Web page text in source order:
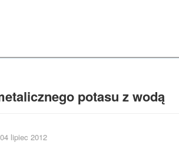
potasu z wodą
lipiec 2012